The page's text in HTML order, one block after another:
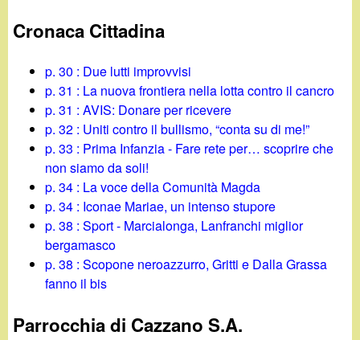
Cronaca Cittadina
p. 30 : Due lutti improvvisi
p. 31 : La nuova frontiera nella lotta contro il cancro
p. 31 : AVIS: Donare per ricevere
p. 32 : Uniti contro il bullismo, “conta su di me!”
p. 33 : Prima Infanzia - Fare rete per… scoprire che
non siamo da soli!
p. 34 : La voce della Comunità Magda
p. 34 : Iconae Mariae, un intenso stupore
p. 38 : Sport - Marcialonga, Lanfranchi miglior
bergamasco
p. 38 : Scopone neroazzurro, Gritti e Dalla Grassa
fanno il bis
Parrocchia di Cazzano S.A.